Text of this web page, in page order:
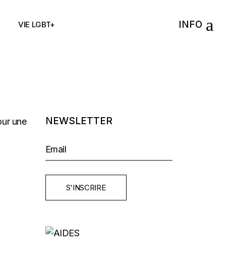
VIE LGBT+ INFO
NEWSLETTER
S'INSCRIRE